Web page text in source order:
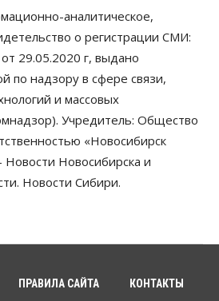
Новосибирска
защиты от атак БПЛА
выдали исполнительные
рублей
Общество
интеллект предлагают
новых лекарств в
студентов и 30 миллиардов
аналитическое,
о регистрации СМИ:
29.05.2020 г, выдано
по надзору в сфере связи,
и массовых
Учредитель: Общество
«Новосибирск
Новосибирска и
Новости Сибири.
ПРАВИЛА САЙТА КОНТАКТЫ